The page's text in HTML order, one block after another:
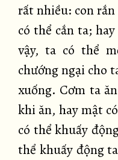
rất nhiều: con rắn
có thể cắn ta;
vậy, ta có thể
chướng ngại cho
xuống. Cơm ta
khi ăn, hay mật
có thể khuấy
thể khuấy động